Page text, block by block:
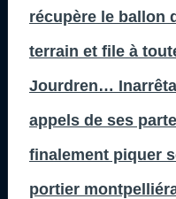
récupère le ballon
terrain et file à
Jourdren…
appels de ses
finalement piquer
portier